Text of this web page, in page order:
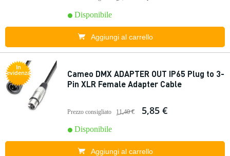
Disponibile
Aggiungi al carrello
In
evidenza
Cameo DMX ADAPTER OUT IP65 Plug to 3-
Pin XLR Female Adapter Cable
Prezzo consigliato 11,40 € 5,85 €
Disponibile
Aggiungi al carrello